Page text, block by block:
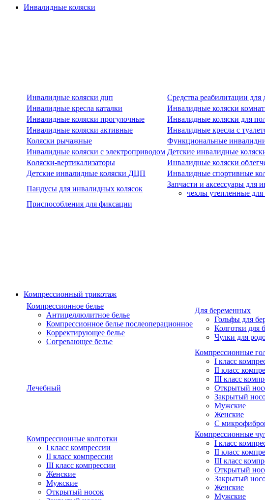
Инвалидные коляски
Инвалидные коляски дцп
Средства реабилитации для
Инвалидные кресла каталки
Инвалидные коляски
Инвалидные коляски прогулочные
Инвалидные коляски для
Инвалидные коляски активные
Инвалидные кресла с
Коляски рычажные
Функциональные
Инвалидные коляски с электроприводом Детские инвалидные
Коляски-вертикализаторы
Инвалидные коляски
Детские инвалидные коляски ДЦП
Инвалидные спортивные
Пандусы для инвалидных колясок
Запчасти и аксессуары для
чехлы утепленные
Приспособления для фиксации
Компрессионный трикотаж
Компрессионное белье
Антицеллюлитное белье
Компрессионное белье послеоперационное
Корректирующее белье
Согревающее белье
Для беременных
Гольфы для
Колготки для
Чулки для
Лечебный
Компрессионные
I класс
II класс
III класс
Открытый
Закрытый
Мужские
Женские
С
Компрессионные колготки
I класс компрессии
II класс компрессии
III класс компрессии
Женские
Мужские
Открытый носок
Компрессионные
I класс
II класс
III класс
Открытый
Закрытый
Женские
Мужские